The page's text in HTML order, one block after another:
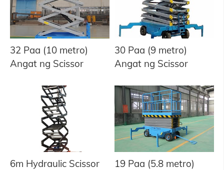
32 Paa (10 metro)
Angat ng Scissor
30 Paa (9 metro)
Angat ng Scissor
6m Hydraulic Scissor
19 Paa (5.8 metro)